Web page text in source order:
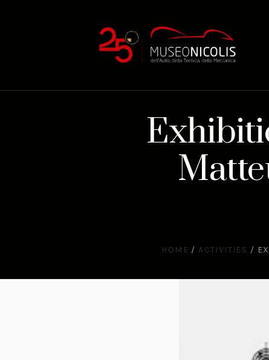
HOME / ACTIVITIES /